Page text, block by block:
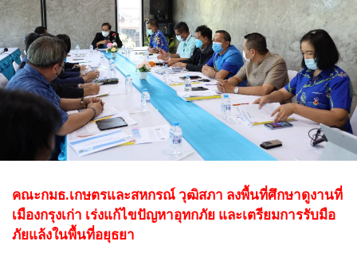
คณะกมธ.เกษตรและสหกรณ์ วุฒิสภา ลงพื้นที่ศึกษาดูงานที่
เมืองกรุงเก่า เร่งแก้ไขปัญหาอุทกภัย และเตรียมการรับมือ
ภัยแล้งในพื้นที่อยุธยา